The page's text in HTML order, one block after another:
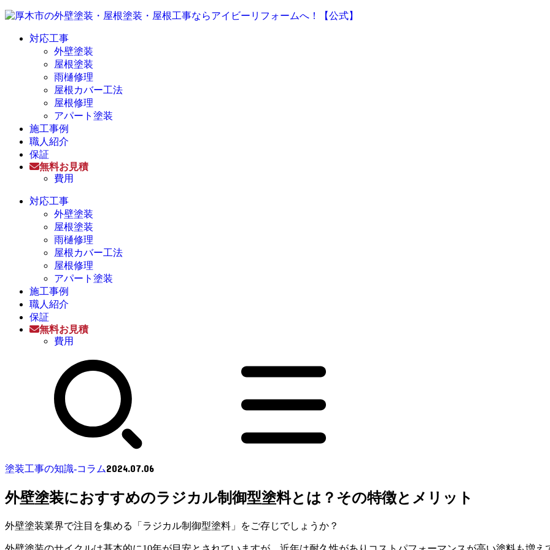
対応工事
外壁塗装
屋根塗装
雨樋修理
屋根カバー工法
屋根修理
アパート塗装
施工事例
職人紹介
保証
無料お見積
費用
対応工事
外壁塗装
屋根塗装
雨樋修理
屋根カバー工法
屋根修理
アパート塗装
施工事例
職人紹介
保証
無料お見積
費用
塗装工事の知識-コラム2024.07.06
外壁塗装におすすめのラジカル制御型塗料とは？その特徴とメリット
外壁塗装業界で注目を集める「ラジカル制御型塗料」をご存じでしょうか？